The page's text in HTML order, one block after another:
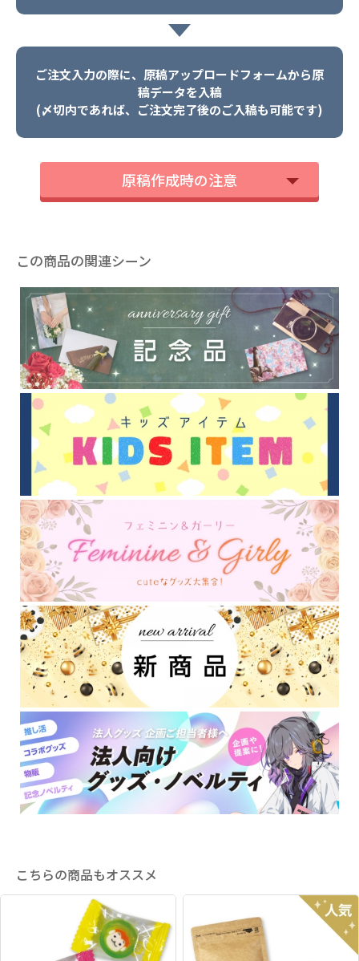
ご注文入力の際に、原稿アップロードフォームから原
稿データを入稿
(〆切内であれば、ご注文完了後のご入稿も可能です)
原稿作成時の注意
この商品の関連シーン
こちらの商品もオススメ